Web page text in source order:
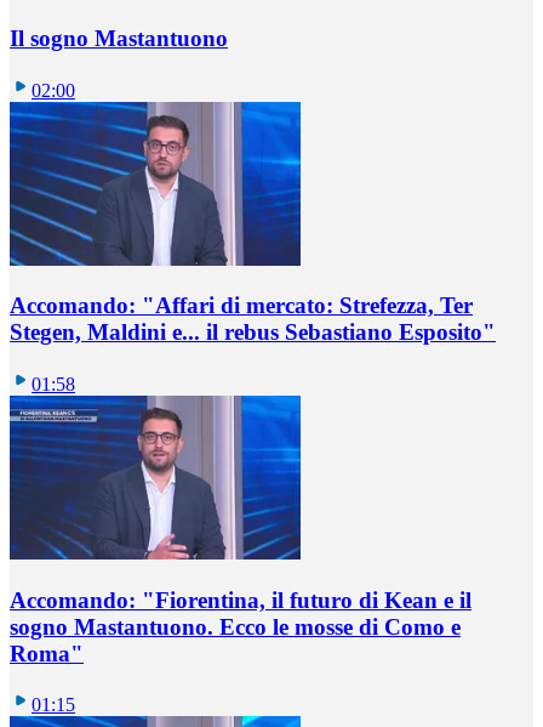
Il sogno Mastantuono
02:00
Accomando: "Affari di mercato: Strefezza, Ter
Stegen, Maldini e... il rebus Sebastiano Esposito"
01:58
Accomando: "Fiorentina, il futuro di Kean e il
sogno Mastantuono. Ecco le mosse di Como e
Roma"
01:15